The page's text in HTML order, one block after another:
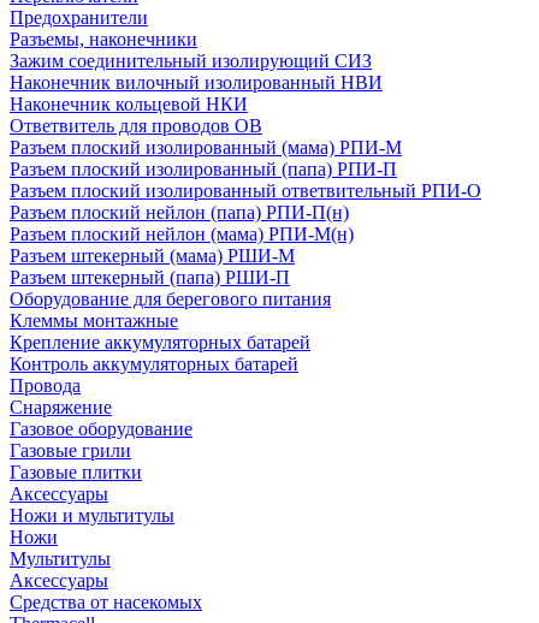
Предохранители
Разъемы, наконечники
Зажим соединительный изолирующий СИЗ
Наконечник вилочный изолированный НВИ
Наконечник кольцевой НКИ
Ответвитель для проводов ОВ
Разъем плоский изолированный (мама) РПИ-М
Разъем плоский изолированный (папа) РПИ-П
Разъем плоский изолированный ответвительный РПИ-О
Разъем плоский нейлон (папа) РПИ-П(н)
Разъем плоский нейлон (мама) РПИ-М(н)
Разъем штекерный (мама) РШИ-М
Разъем штекерный (папа) РШИ-П
Оборудование для берегового питания
Клеммы монтажные
Крепление аккумуляторных батарей
Контроль аккумуляторных батарей
Провода
Снаряжение
Газовое оборудование
Газовые грили
Газовые плитки
Аксессуары
Ножи и мультитулы
Ножи
Мультитулы
Аксессуары
Средства от насекомых